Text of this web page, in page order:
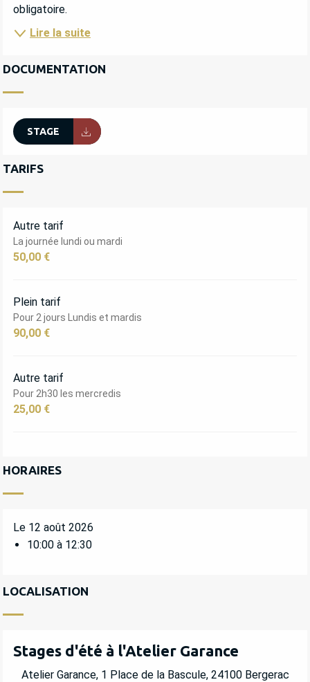
obligatoire.
Lire la suite
DOCUMENTATION
STAGE
TARIFS
Autre tarif
La journée lundi ou mardi
50,00 €
Plein tarif
Pour 2 jours Lundis et mardis
90,00 €
Autre tarif
Pour 2h30 les mercredis
25,00 €
HORAIRES
Le 12 août 2026
10:00 à 12:30
LOCALISATION
Stages d'été à l'Atelier Garance
Atelier Garance, 1 Place de la Bascule, 24100 Bergerac